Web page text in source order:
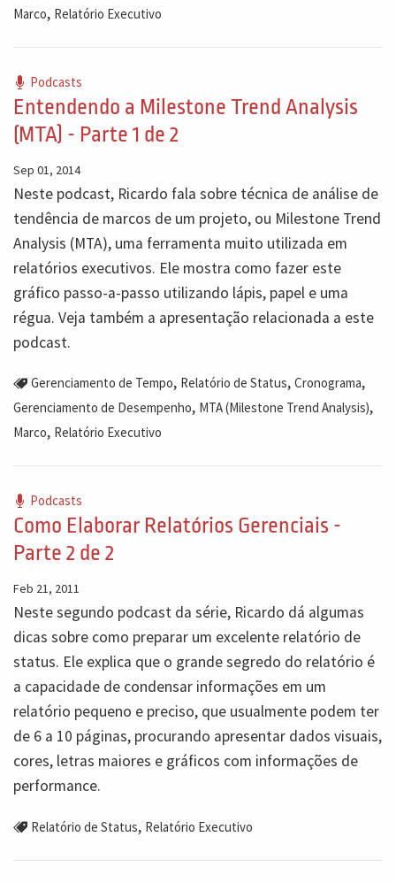
Marco, Relatório Executivo
Podcasts
Entendendo a Milestone Trend Analysis
(MTA) - Parte 1 de 2
Sep 01, 2014
Neste podcast, Ricardo fala sobre técnica de análise de
tendência de marcos de um projeto, ou Milestone Trend
Analysis (MTA), uma ferramenta muito utilizada em
relatórios executivos. Ele mostra como fazer este
gráfico passo-a-passo utilizando lápis, papel e uma
régua. Veja também a apresentação relacionada a este
podcast.
Gerenciamento de Tempo, Relatório de Status, Cronograma,
Gerenciamento de Desempenho, MTA (Milestone Trend Analysis),
Marco, Relatório Executivo
Podcasts
Como Elaborar Relatórios Gerenciais -
Parte 2 de 2
Feb 21, 2011
Neste segundo podcast da série, Ricardo dá algumas
dicas sobre como preparar um excelente relatório de
status. Ele explica que o grande segredo do relatório é
a capacidade de condensar informações em um
relatório pequeno e preciso, que usualmente podem ter
de 6 a 10 páginas, procurando apresentar dados visuais,
cores, letras maiores e gráficos com informações de
performance.
Relatório de Status, Relatório Executivo